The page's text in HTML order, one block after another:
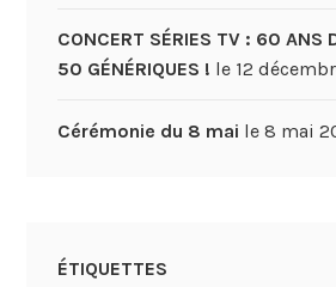
CONCERT SÉRIES TV : 60 ANS
50 GÉNÉRIQUES ! le 12
Cérémonie du 8 mai le 8 mai
ÉTIQUETTES